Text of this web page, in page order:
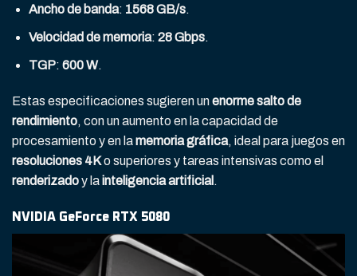
Ancho de banda: 1568 GB/s.
Velocidad de memoria: 28 Gbps.
TGP: 600 W.
Estas especificaciones sugieren unenorme salto de
rendimiento, con un aumento en la capacidad de
procesamiento y en lamemoria gráfica, ideal para juegos en
resoluciones 4Ko superiores y tareas intensivas como el
renderizadoy lainteligencia artificial.
NVIDIA GeForce RTX 5080